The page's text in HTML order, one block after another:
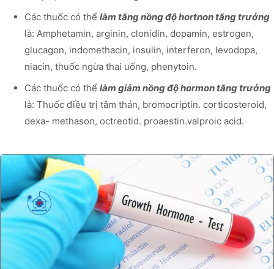
Các thuốc có thể làm tăng nồng độ hortnon tăng trưởng
là: Amphetamin, arginin, clonidin, dopamin, estrogen,
glucagon, indomethacin, insulin, interferon, levodopa,
niacin, thuốc ngừa thai uống, phenytoin.
Các thuốc có thể làm giảm nồng độ hormon tăng trưởng
là: Thuốc điều trị tâm thản, bromocriptin. corticosteroid,
dexa- methason, octreotid. proaestin.valproic acid.